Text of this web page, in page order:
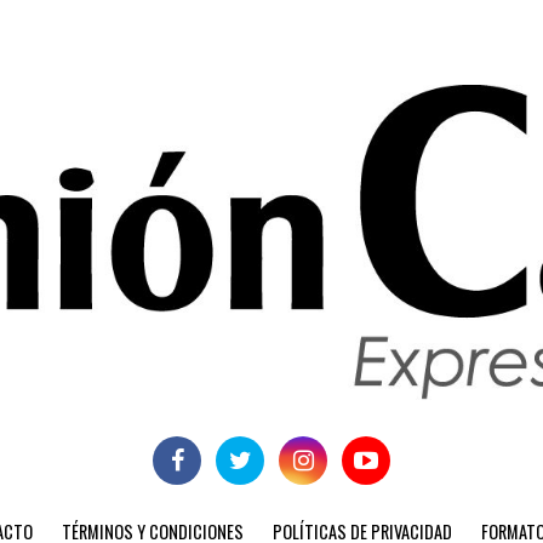
TÉRMINOS Y CONDICIONES POLÍTICAS DE PRIVACIDAD